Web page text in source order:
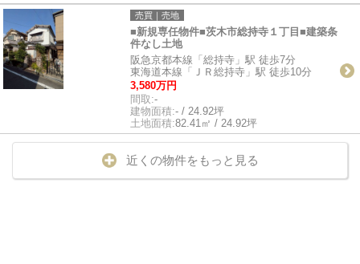
売買｜売地
■新規専任物件■茨木市総持寺１丁目■建築条
件なし土地
阪急京都本線「総持寺」駅 徒歩7分
東海道本線「ＪＲ総持寺」駅 徒歩10分
3,580万円
間取:-
建物面積:- / 24.92坪
土地面積:82.41㎡ / 24.92坪
近くの物件をもっと見る